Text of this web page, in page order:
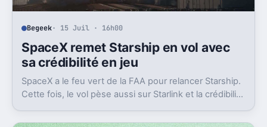
Begeek· 15 Juil · 16h00
SpaceX remet Starship en vol avec
sa crédibilité en jeu
SpaceX a le feu vert de la FAA pour relancer Starship.
Cette fois, le vol pèse aussi sur Starlink et la crédibilité